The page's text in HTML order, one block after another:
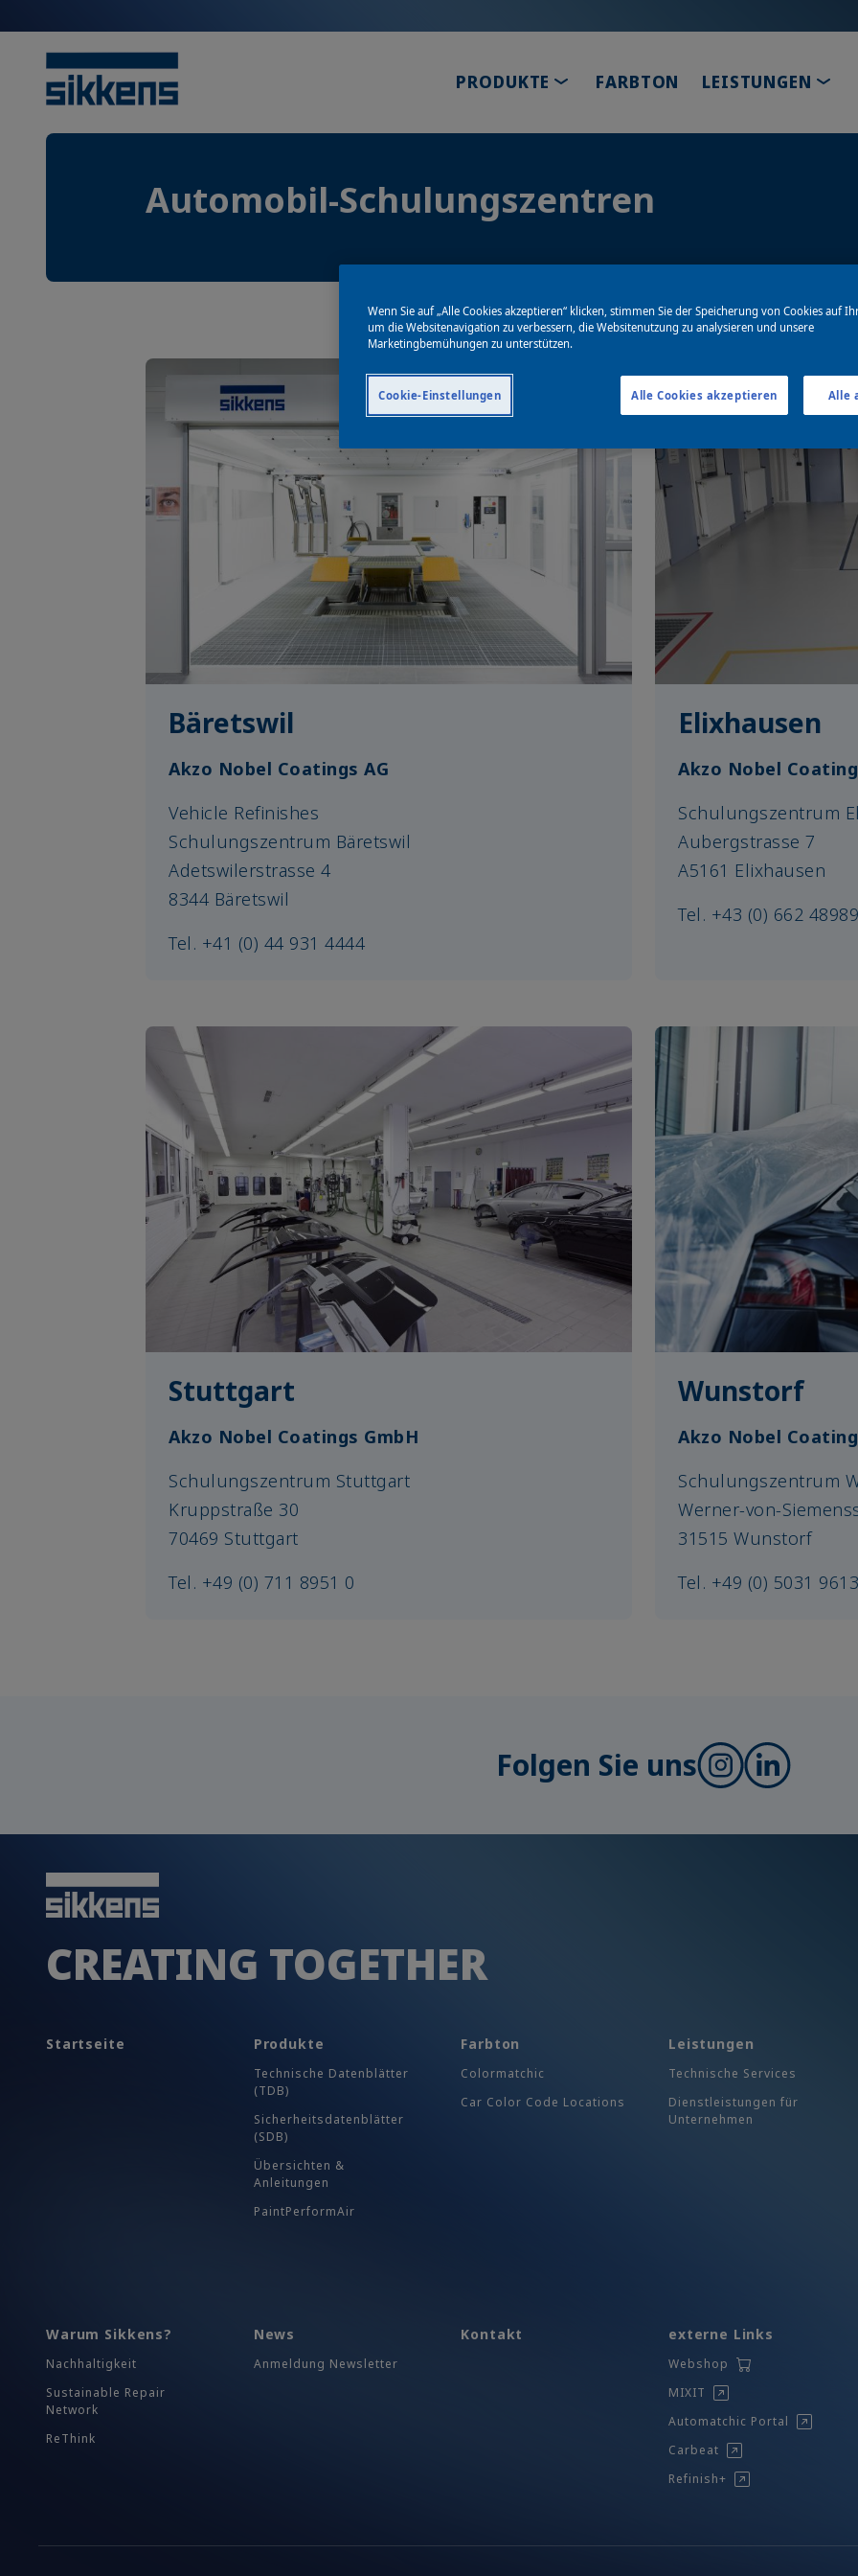
PRODUKTE TOGGLE DROPDOWN
FARBTON LEISTUNGEN
Automobil-Schulungszentren
Bäretswil
Akzo Nobel Coatings AG
Vehicle Refinishes
Schulungszentrum Bäretswil
Adetswilerstrasse 4
8344 Bäretswil
Tel. +41 (0) 44 931 4444
Elixhausen
Akzo Nobel
Schulungszentrum
Aubergstrasse 7
A5161 Elixhausen
Tel. +43 (0) 662
Stuttgart
Akzo Nobel Coatings GmbH
Schulungszentrum Stuttgart
Kruppstraße 30
70469 Stuttgart
Tel. +49 (0) 711 8951 0
Wunstorf
Akzo Nobel
Schulungszentrum
Werner-von-
31515 Wunstorf
Tel. +49 (0) 5031
Folgen Sie uns
CREATING TOGETHER
Startseite Produkte
Technische Datenblätter
(TDB)
Sicherheits​datenblätter
(SDB)
Übersichten &
Anleitungen
PaintPerformAir
Farbton
Colormatchic
Car Color Code Locations
Leistungen
Technische Services
Dienstleistungen für
Unternehmen
Warum Sikkens?
Nachhaltigkeit
Sustainable Repair
Network
ReThink
News
Anmeldung Newsletter
Kontakt externe Links
Webshop
MIXIT
Automatchic Portal
Carbeat
Refinish+
Wenn Sie auf „Alle Cookies akzeptieren“ klicken, stimmen Sie der Speicherung von Cookies auf
um die Websitenavigation zu verbessern, die Websitenutzung zu analysieren und unsere
Marketingbemühungen zu unterstützen.
Cookie-Einstellungen Alle
Alle Cookies akzeptieren